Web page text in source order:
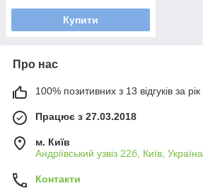
Купити
Про нас
100% позитивних з 13 відгуків за рік
Працює з 27.03.2018
м. Київ
Андріївський узвіз 22б, Київ, Україна
Контакти